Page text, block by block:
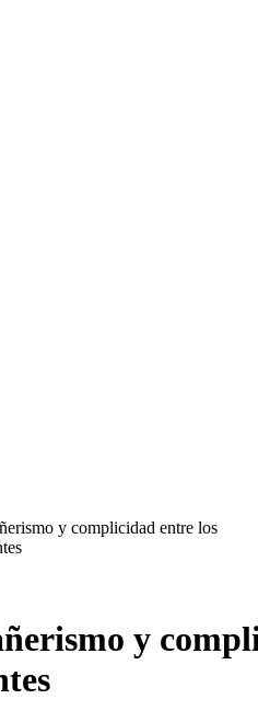
y complicidad entre los
y